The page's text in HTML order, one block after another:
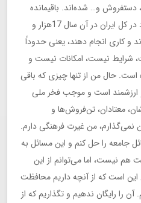
دستفروش و… شده‌اند. باقیمانده
70هزار نفر هستند که از این تعداد در کل ایران در آن سال 17هزار و
و کاری انجام دهند، یعنی حدوداً
نیست، امکانات نیست و
است. حال من از تنها چیزی که باقی
ارزشمند است و موجب فخر ملی
معتادان، تن‌فروش‌ها و
نمی‌گذارم، من غیرت فرهنگی دارم.
جامعه را حل کنم و این مسائل به
نیست، اما می‌توانم از این
است که از آنچه داریم محافظت
آن را رایگان ندهیم و تگذاریم که از